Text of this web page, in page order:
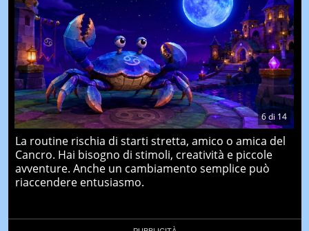
6di14
La routine rischia di starti stretta, amico o amica del
Cancro. Hai bisogno di stimoli, creatività e piccole
avventure. Anche un cambiamento semplice può
riaccendere entusiasmo.